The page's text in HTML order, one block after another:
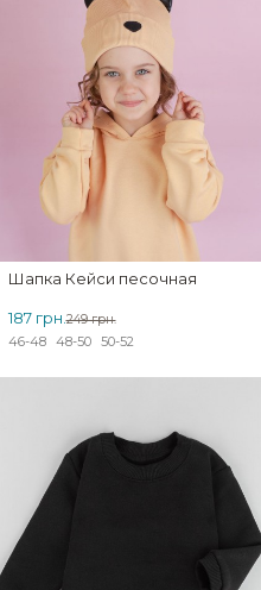
Шапка Кейси песочная
249 грн.
187 грн.
46-48 48-50 50-52